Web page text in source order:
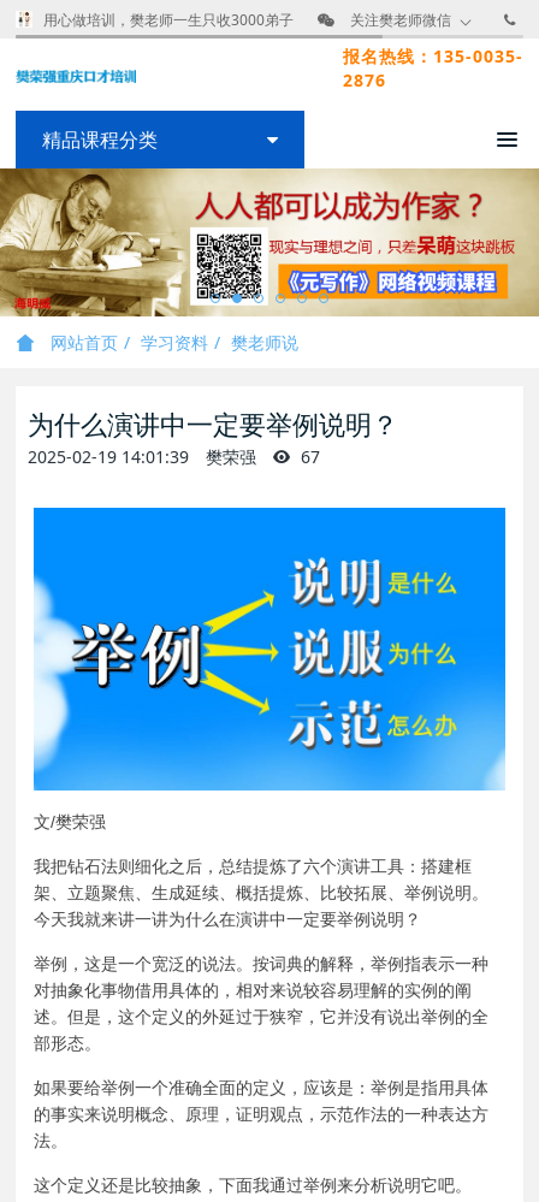
用心做培训，樊老师一生只收3000弟子 关注樊老师微信
报名热线：135-0035-
2876
精品课程分类
网站首页 学习资料 樊老师说
为什么演讲中一定要举例说明？
2025-02-19 14:01:39 樊荣强 67
文/樊荣强
我把钻石法则细化之后，总结提炼了六个演讲工具：搭建框
架、立题聚焦、生成延续、概括提炼、比较拓展、举例说明。
今天我就来讲一讲为什么在演讲中一定要举例说明？
举例，这是一个宽泛的说法。按词典的解释，举例指表示一种
对抽象化事物借用具体的，相对来说较容易理解的实例的阐
述。但是，这个定义的外延过于狭窄，它并没有说出举例的全
部形态。
如果要给举例一个准确全面的定义，应该是：举例是指用具体
的事实来说明概念、原理，证明观点，示范作法的一种表达方
法。
这个定义还是比较抽象，下面我通过举例来分析说明它吧。